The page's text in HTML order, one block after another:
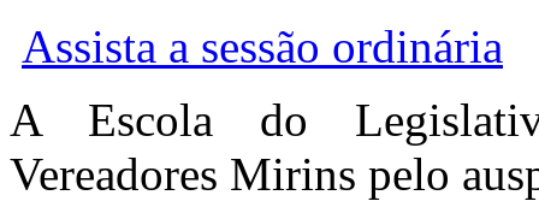
Assista a sessão ordinária
A Escola do
Vereadores Mirins pelo